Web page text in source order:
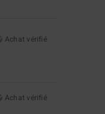
Achat vérifié
Achat vérifié